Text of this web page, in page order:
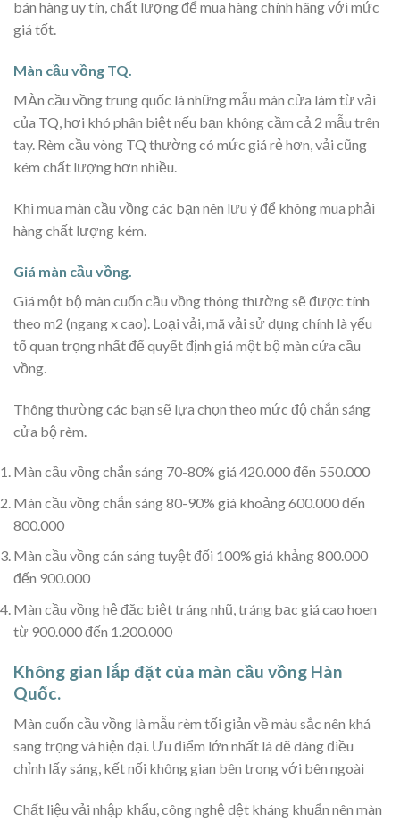
bán hàng uy tín, chất lượng để mua hàng chính hãng với mức
giá tốt.
Màn cầu vồng TQ.
MÀn cầu vồng trung quốc là những mẫu màn cửa làm từ vải
của TQ, hơi khó phân biệt nếu bạn không cầm cả 2 mẫu trên
tay. Rèm cầu vòng TQ thường có mức giá rẻ hơn, vải cũng
kém chất lượng hơn nhiều.
Khi mua màn cầu vồng các bạn nên lưu ý để không mua phải
hàng chất lượng kém.
Giá màn cầu vồng.
Giá một bộ màn cuốn cầu vồng thông thường sẽ được tính
theo m2 (ngang x cao). Loại vải, mã vải sử dụng chính là yếu
tố quan trọng nhất để quyết định giá một bộ màn cửa cầu
vồng.
Thông thường các bạn sẽ lựa chọn theo mức độ chắn sáng
cửa bộ rèm.
Màn cầu vồng chắn sáng 70-80% giá 420.000 đến 550.000
Màn cầu vồng chắn sáng 80-90% giá khoảng 600.000 đến
800.000
Màn cầu vồng cán sáng tuyệt đối 100% giá khảng 800.000
đến 900.000
Màn cầu vồng hệ đặc biệt tráng nhũ, tráng bạc giá cao hoen
từ 900.000 đến 1.200.000
Không gian lắp đặt của màn cầu vồng Hàn
Quốc.
Màn cuốn cầu vồng là mẫu rèm tối giản về màu sắc nên khá
sang trọng và hiện đại. Ưu điểm lớn nhất là dẽ dàng điều
chỉnh lấy sáng, kết nối không gian bên trong với bên ngoài
Chất liệu vải nhập khẩu, công nghệ dệt kháng khuẩn nên màn